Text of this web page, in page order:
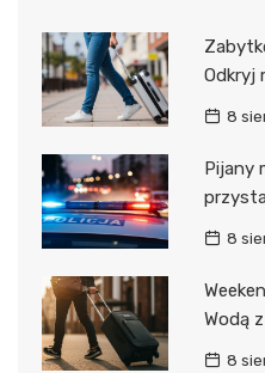
Odkryj
8
Pijany
8
Wodą
8